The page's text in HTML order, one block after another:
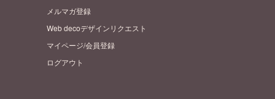
メルマガ登録
Web decoデザインリクエスト
マイページ/会員登録
ログアウト